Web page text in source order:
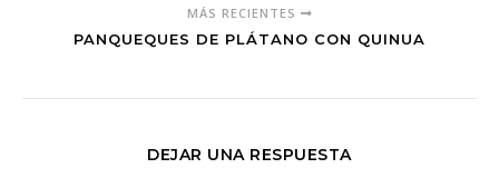
MÁS RECIENTES
PANQUEQUES DE PLÁTANO CON QUINUA
DEJAR UNA RESPUESTA